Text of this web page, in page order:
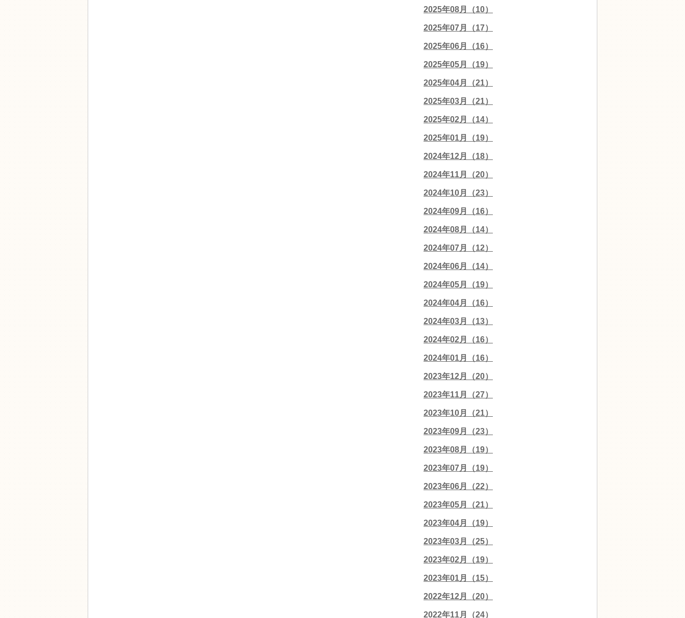
2025年08月（10）
2025年07月（17）
2025年06月（16）
2025年05月（19）
2025年04月（21）
2025年03月（21）
2025年02月（14）
2025年01月（19）
2024年12月（18）
2024年11月（20）
2024年10月（23）
2024年09月（16）
2024年08月（14）
2024年07月（12）
2024年06月（14）
2024年05月（19）
2024年04月（16）
2024年03月（13）
2024年02月（16）
2024年01月（16）
2023年12月（20）
2023年11月（27）
2023年10月（21）
2023年09月（23）
2023年08月（19）
2023年07月（19）
2023年06月（22）
2023年05月（21）
2023年04月（19）
2023年03月（25）
2023年02月（19）
2023年01月（15）
2022年12月（20）
2022年11月（24）